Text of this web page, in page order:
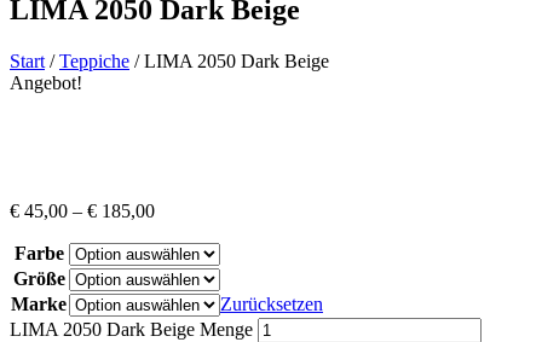
LIMA 2050 Dark Beige
Start /Teppiche / LIMA 2050 Dark Beige
Angebot!
€ 45,00 – € 185,00
Farbe
Größe
Marke
Zurücksetzen
LIMA 2050 Dark Beige Menge